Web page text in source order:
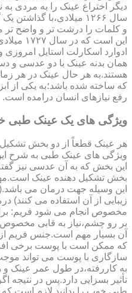
دیگر اختراع عینک را به مردی به
سال ۱۲۶۶ میلادی،با
و کلمات را درشت تر و واضح
این است
ادوارد اسکارلت استایل
همان بدنه عینک با دو عدسی
هستند.به هر حال عینک در هر
که ساخته شده باشد؛به یکی از
رفع نیازهای انسان درامده است.
ویژگی های یک عینک طبی
هر عینک قطعاً از دو بخش
ویژگی های عینک طبی به شرح
این بخش که به آن عدسی نیز
بخش تشکیل دهنده عینک
این وسیله جهت درمان می
زیبایی از آن استفاده می کنند)
مخصوص انجام می شود فریم:
بر رو چشم،نیاز به قابی
آن بسیار مهم است.جنس فریم
که ممکن است با پوست برخی
سازگاری با پوست می تواند
به کاررفته،در طول عمر عینک و
تأثیر بسزایی دارد.پس در نتیجه